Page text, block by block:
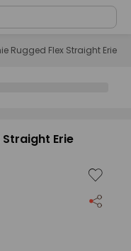
Rugged Flex Straight Erie
Erie